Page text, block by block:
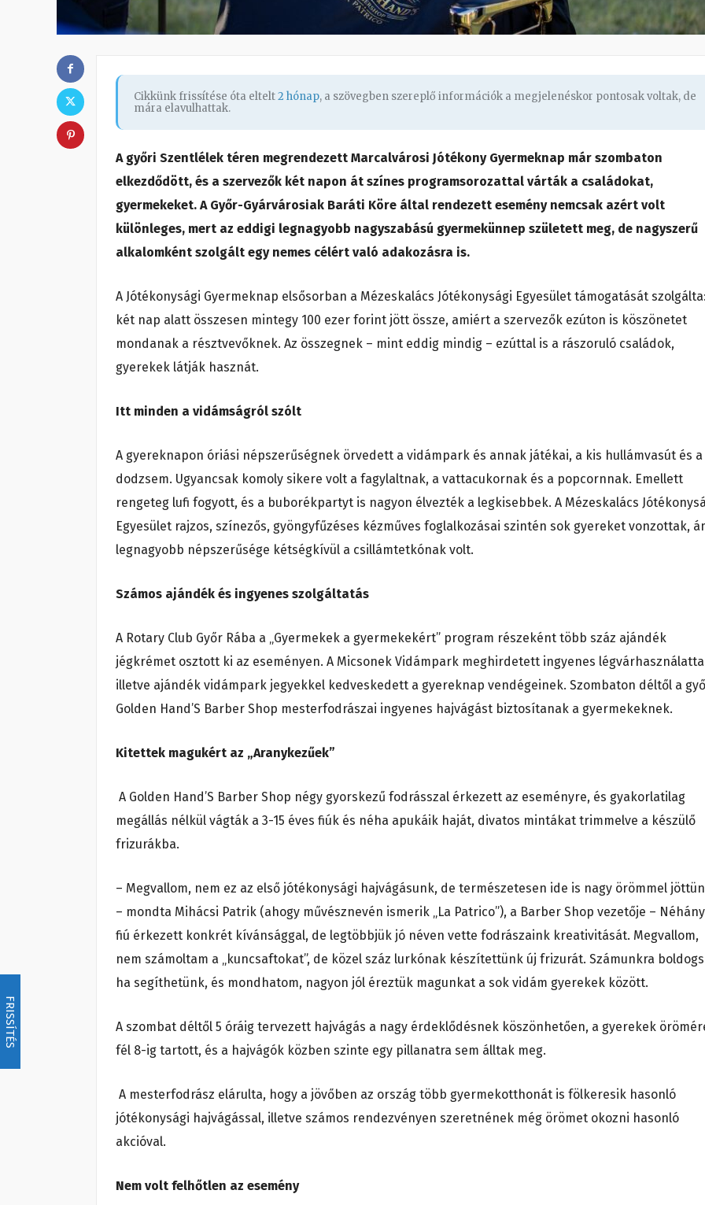
FRISSÍTÉS
Cikkünk frissítése óta eltelt2 hónap, a szövegben szereplő információk a megjelenéskor pontosak voltak, de
mára elavulhattak.
A győri Szentlélek téren megrendezett Marcalvárosi Jótékony Gyermeknap már szombaton
elkezdődött, és a szervezők két napon át színes programsorozattal várták a családokat,
gyermekeket. A Győr-Gyárvárosiak Baráti Köre által rendezett esemény nemcsak azért volt
különleges, mert az eddigi legnagyobb nagyszabású gyermekünnep született meg, de nagyszerű
alkalomként szolgált egy nemes célért való adakozásra is.
A Jótékonysági Gyermeknap elsősorban a Mézeskalács Jótékonysági Egyesület támogatását
két nap alatt összesen mintegy 100 ezer forint jött össze, amiért a szervezők ezúton is köszönetet
mondanak a résztvevőknek. Az összegnek – mint eddig mindig – ezúttal is a rászoruló családok,
gyerekek látják hasznát.
Itt minden a vidámságról szólt
A gyereknapon óriási népszerűségnek örvedett a vidámpark és annak játékai, a kis hullámvasút és a
dodzsem. Ugyancsak komoly sikere volt a fagylaltnak, a vattacukornak és a popcornnak. Emellett
rengeteg lufi fogyott, és a buborékpartyt is nagyon élvezték a legkisebbek. A Mézeskalács
Egyesület rajzos, színezős, gyöngyfűzéses kézműves foglalkozásai szintén sok gyereket vonzottak,
legnagyobb népszerűsége kétségkívül a csillámtetkónak volt.
Számos ajándék és ingyenes szolgáltatás
A Rotary Club Győr Rába a „Gyermekek a gyermekekért” program részeként több száz ajándék
jégkrémet osztott ki az eseményen. A Micsonek Vidámpark meghirdetett ingyenes
illetve ajándék vidámpark jegyekkel kedveskedett a gyereknap vendégeinek. Szombaton déltől a
Golden Hand’S Barber Shop mesterfodrászai ingyenes hajvágást biztosítanak a gyermekeknek.
Kitettek magukért az „Aranykezűek”
A Golden Hand’S Barber Shop négy gyorskezű fodrásszal érkezett az eseményre, és gyakorlatilag
megállás nélkül vágták a 3-15 éves fiúk és néha apukáik haját, divatos mintákat trimmelve a készülő
frizurákba.
– Megvallom, nem ez az első jótékonysági hajvágásunk, de természetesen ide is nagy örömmel
– mondta Mihácsi Patrik (ahogy művésznevén ismerik „La Patrico”), a Barber Shop vezetője – Néhány
fiú érkezett konkrét kívánsággal, de legtöbbjük jó néven vette fodrászaink kreativitását. Megvallom,
nem számoltam a „kuncsaftokat”, de közel száz lurkónak készítettünk új frizurát. Számunkra
ha segíthetünk, és mondhatom, nagyon jól éreztük magunkat a sok vidám gyerekek között.
A szombat déltől 5 óráig tervezett hajvágás a nagy érdeklődésnek köszönhetően, a gyerekek
fél 8-ig tartott, és a hajvágók közben szinte egy pillanatra sem álltak meg.
A mesterfodrász elárulta, hogy a jövőben az ország több gyermekotthonát is fölkeresik hasonló
jótékonysági hajvágással, illetve számos rendezvényen szeretnének még örömet okozni hasonló
akcióval.
Nem volt felhőtlen az esemény